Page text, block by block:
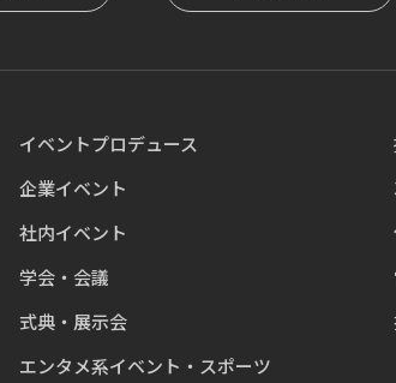
イベントプロデュース
企業イベント
社内イベント
学会・会議
式典・展示会
エンタメ系イベント・スポーツ